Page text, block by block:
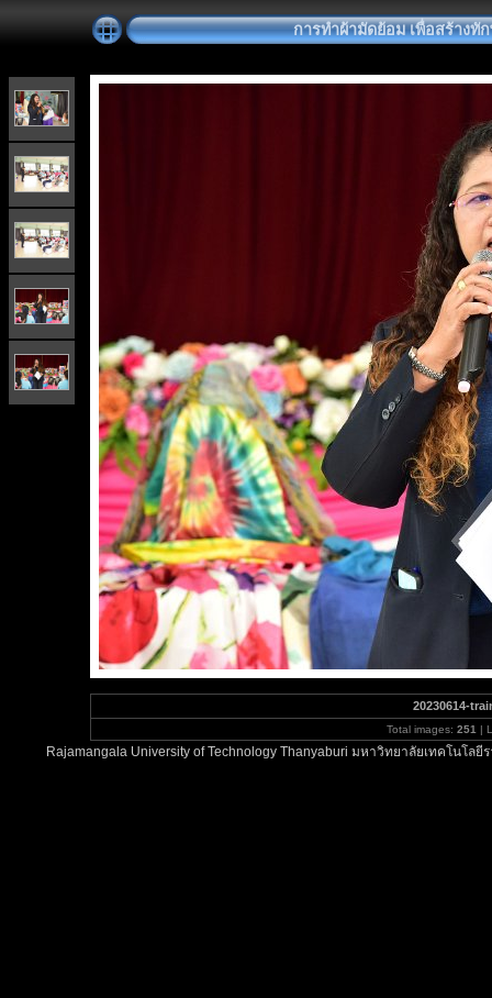
การทำผ้ามัดย้อม เพื่อสร้างทั
20230614-
Total images: 251 |
Rajamangala University of Technology Thanyaburi มหาวิทยาลัยเทคโน